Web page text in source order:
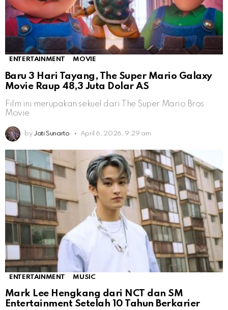
ENTERTAINMENT MOVIE
Baru 3 Hari Tayang, The Super Mario Galaxy
Movie Raup 48,3 Juta Dolar AS
Film ini merupakan sekuel dari The Super Mario Bros
Movie
by Jati Sunarto April 6, 2026, 9:29 am
ENTERTAINMENT MUSIC
Mark Lee Hengkang dari NCT dan SM
Entertainment Setelah 10 Tahun Berkarier